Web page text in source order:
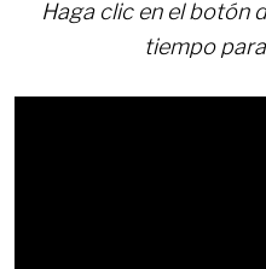
Haga clic en el botón
tiempo